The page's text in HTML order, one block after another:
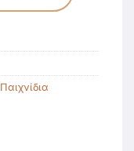
Παιχνίδια